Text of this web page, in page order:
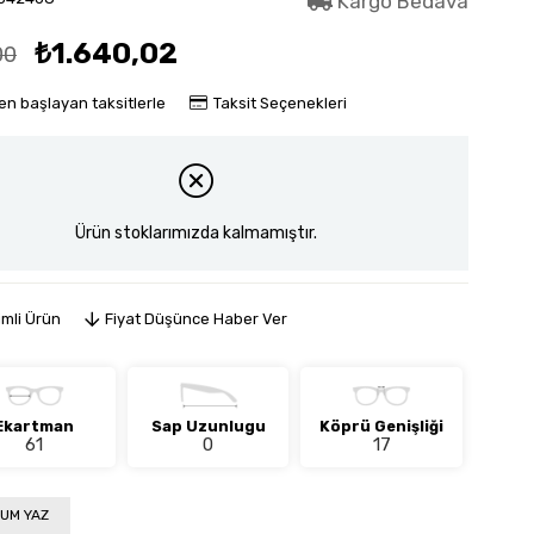
₺1.640,02
başlayan taksitlerle Taksit Seçenekleri
Ürün stoklarımızda kalmamıştır.
Ürün Fiyat Düşünce Haber Ver
61
Sap Uzunlugu
0
Köprü Genişliği
17
YAZ